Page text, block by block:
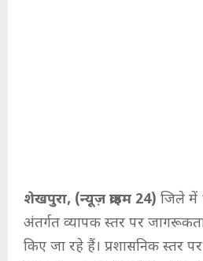
शेखपुरा, (न्यूज़ क्राइम 24) जिले में
अंतर्गत व्यापक स्तर पर
किए जा रहे हैं। प्रशासनिक स्तर